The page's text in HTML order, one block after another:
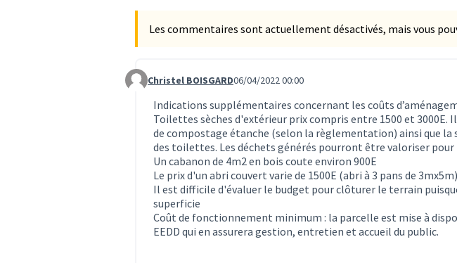
Les commentaires sont actuellement désactivés, mais vous
Commentaire 556
Christel BOISGARD06/04/2022 00:00
Indications supplémentaires concernant les coûts
Toilettes sèches d'extérieur prix compris entre 1500 et 3000E.
de compostage étanche (selon la règlementation) ainsi que la
des toilettes. Les déchets générés pourront être valoriser
Un cabanon de 4m2 en bois coute environ 900E
Le prix d'un abri couvert varie de 1500E (abri à 3 pans de
Il est difficile d'évaluer le budget pour clôturer le terrain
superficie
Coût de fonctionnement minimum : la parcelle est mise à
EEDD qui en assurera gestion, entretien et accueil du public.